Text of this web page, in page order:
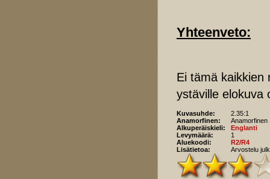
Yhteenveto:
Ei tämä kaikkien
ystäville elokuva
Kuvasuhde:
2.35:1
Anamorfinen:
Anamorfinen
Alkuperäiskieli:
Englanti
Levymäärä:
1
Aluekoodi:
R2/R4
Lisätietoa:
Arvostelu